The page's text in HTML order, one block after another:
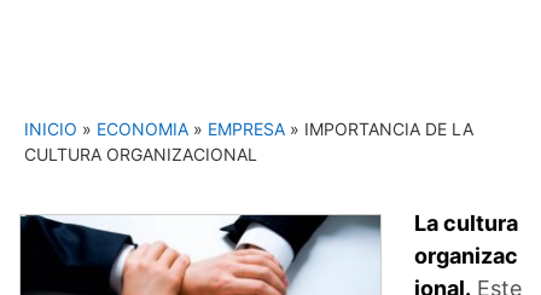
INICIO » ECONOMIA » EMPRESA » IMPORTANCIA DE LA
CULTURA ORGANIZACIONAL
La cultura
organizac
ional. Este